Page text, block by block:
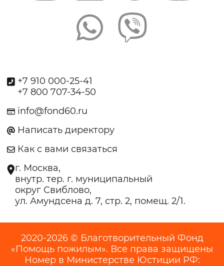
+7 910 000-25-41
+7 800 707-34-50
info@fond60.ru
Написать директору
Как с вами связаться
г. Москва,
внутр. тер. г. муниципальный
округ Свиблово,
ул. Амундсена д. 7, стр. 2, помещ. 2/1.
2020-2026 © Благотворительный Фонд
«Помощь пожилым». Все права защищены
Номер в Министерстве Юстиции РФ: